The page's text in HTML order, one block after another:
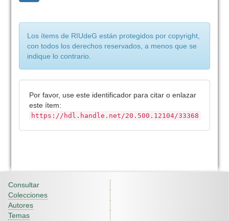
Los ítems de RIUdeG están protegidos por copyright,
con todos los derechos reservados, a menos que se
indique lo contrario.
Por favor, use este identificador para citar o enlazar
este ítem:
https://hdl.handle.net/20.500.12104/33368
Consultar
Colecciones
Autores
Temas